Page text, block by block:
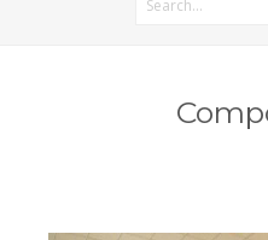
Historia Unió
Director